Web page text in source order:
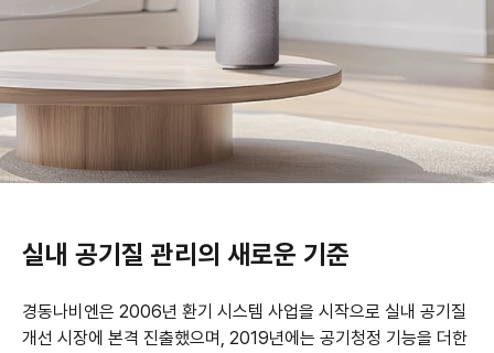
실내 공기질 관리의 새로운 기준
경동나비엔은 2006년 환기 시스템 사업을 시작으로 실내 공기질
개선 시장에 본격 진출했으며, 2019년에는 공기청정 기능을 더한